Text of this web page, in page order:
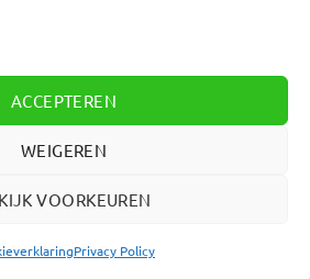
ACCEPTEREN
WEIGEREN
VOORKEUREN
Privacy Policy
© Print More Nederland